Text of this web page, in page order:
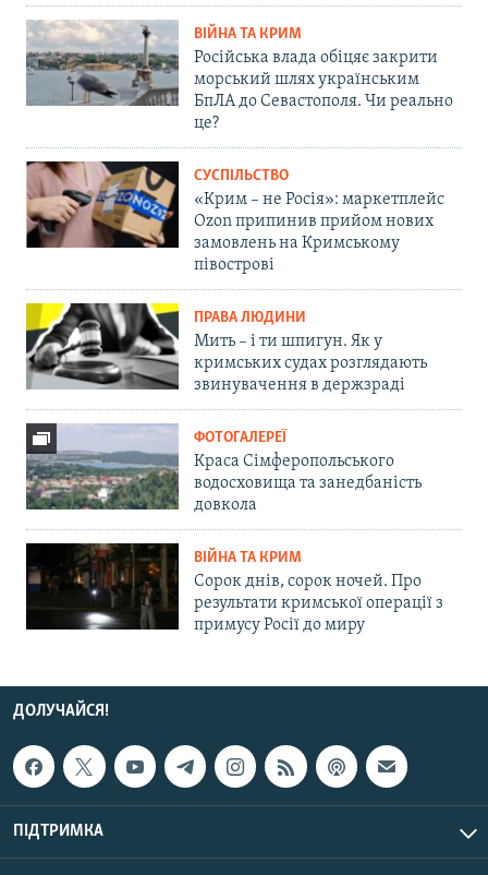
ВІЙНА ТА КРИМ
Російська влада обіцяє закрити
морський шлях українським
БпЛА до Севастополя. Чи реально
це?
СУСПІЛЬСТВО
«Крим – не Росія»: маркетплейс
Ozon припинив прийом нових
замовлень на Кримському
півострові
ПРАВА ЛЮДИНИ
Мить – і ти шпигун. Як у
кримських судах розглядають
звинувачення в держзраді
ФОТОГАЛЕРЕЇ
Краса Сімферопольського
водосховища та занедбаність
довкола
ВІЙНА ТА КРИМ
Сорок днів, сорок ночей. Про
результати кримської операції з
примусу Росії до миру
ДОЛУЧАЙСЯ!
ПІДТРИМКА